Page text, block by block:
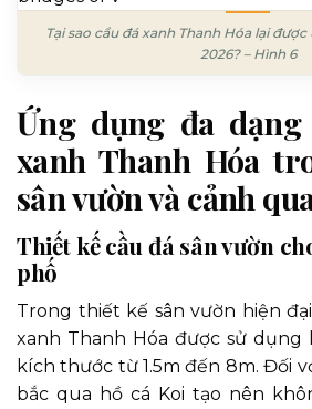
Tại sao cầu đá xanh Thanh Hóa lại
2026? – Hình 6
Ứng dụng đa
xanh Thanh Hóa
sân vườn và cảnh
Thiết kế cầu đá sân vườn
phố
Trong thiết kế sân vườn hiện
xanh Thanh Hóa được sử dụng
kích thước từ 1.5m đến 8m. Đối
bắc qua hồ cá Koi tạo nên